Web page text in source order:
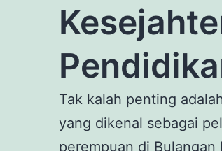
Tak kalah penting
yang dikenal sebagai
perempuan di Bulangan